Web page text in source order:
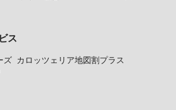
ス
ズ カロッツェリア地図割プラス